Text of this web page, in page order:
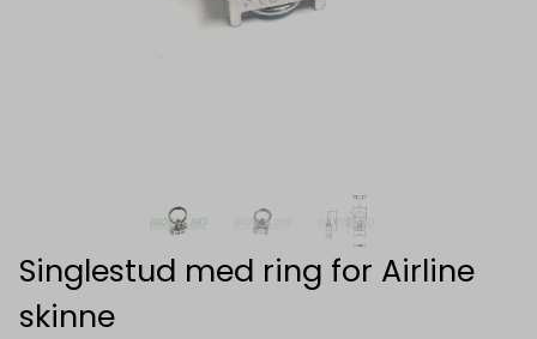
Singlestud med ring for Airline
skinne